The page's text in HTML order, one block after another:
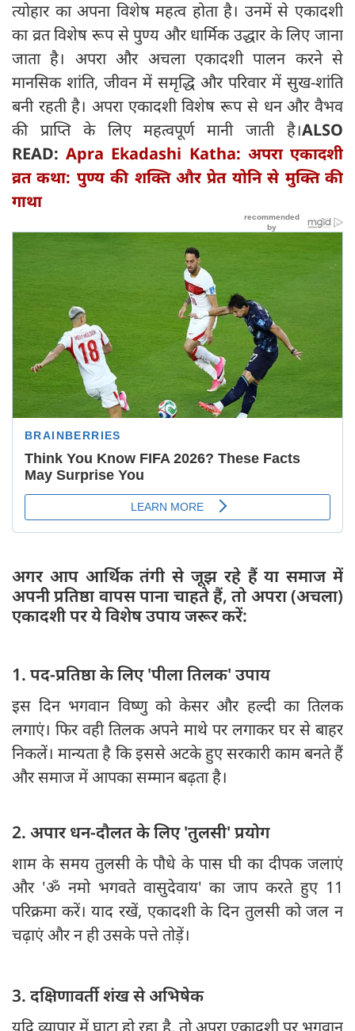
त्योहार का अपना विशेष महत्व होता है। उनमें से एकादशी
का व्रत विशेष रूप से पुण्य और धार्मिक उद्धार के लिए जाना
जाता है। अपरा और अचला एकादशी पालन करने से
मानसिक शांति, जीवन में समृद्धि और परिवार में सुख-शांति
बनी रहती है। अपरा एकादशी विशेष रूप से धन और वैभव
की प्राप्ति के लिए महत्वपूर्ण मानी जाती है।ALSO
READ:Apra Ekadashi Katha: अपरा एकादशी
व्रत कथा: पुण्य की शक्ति और प्रेत योनि से मुक्ति की
गाथा
अगर आप आर्थिक तंगी से जूझ रहे हैं या समाज में
अपनी प्रतिष्ठा वापस पाना चाहते हैं, तो अपरा (अचला)
एकादशी पर ये विशेष उपाय जरूर करें:
1. पद-प्रतिष्ठा के लिए 'पीला तिलक' उपाय
इस दिन भगवान विष्णु को केसर और हल्दी का तिलक
लगाएं। फिर वही तिलक अपने माथे पर लगाकर घर से बाहर
निकलें। मान्यता है कि इससे अटके हुए सरकारी काम बनते हैं
और समाज में आपका सम्मान बढ़ता है।
2. अपार धन-दौलत के लिए 'तुलसी' प्रयोग
शाम के समय तुलसी के पौधे के पास घी का दीपक जलाएं
और 'ॐ नमो भगवते वासुदेवाय' का जाप करते हुए 11
परिक्रमा करें। याद रखें, एकादशी के दिन तुलसी को जल न
चढ़ाएं और न ही उसके पत्ते तोड़ें।
3. दक्षिणावर्ती शंख से अभिषेक